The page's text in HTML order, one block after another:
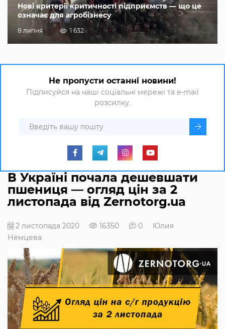
Нові критерії критичності підприємств — що це
означає для агробізнесу
8 липня 1 632
Не пропусти останні новини!
Підписуйся на наші соціальні мережі та e-mail
розсилку.
В Україні почала дешевшати
пшениця — огляд цін за 2
листопада від Zernotorg.ua
2 листопада 2020 16350 0
Юлия
Немцева